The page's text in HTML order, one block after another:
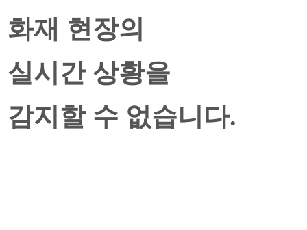
화재 현장의
실시간 상황을
감지할 수 없습니다.